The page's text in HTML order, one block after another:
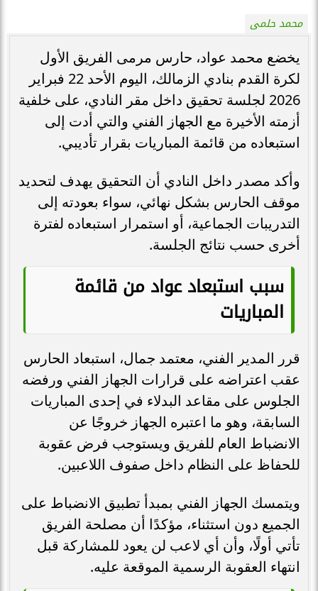
محمد حلمى
يخضع محمد عواد، حارس مرمى الفريق الأول
لكرة القدم بنادي الزمالك، اليوم الأحد 22 فبراير
2026 لجلسة تحقيق داخل مقر النادي، على خلفية
أزمته الأخيرة مع الجهاز الفني والتي أدت إلى
استبعاده من قائمة المباريات بقرار تأديبي.
وأكد مصدر داخل النادي أن التحقيق يهدف لتحديد
موقف الحارس بشكل نهائي، سواء بعودته إلى
التدريبات الجماعية، أو استمرار استبعاده لفترة
أخرى حسب نتائج الجلسة.
سبب استبعاد عواد من قائمة
المباريات
قرر المدير الفني، معتمد جمال، استبعاد الحارس
عقب اعتراضه على قرارات الجهاز الفني ورفضه
الجلوس على مقاعد البدلاء في إحدى المباريات
السابقة، وهو ما اعتبره الجهاز خروجًا عن
الانضباط العام للفريق ويستوجب فرض عقوبة
للحفاظ على النظام داخل صفوف اللاعبين.
ويتمسك الجهاز الفني بمبدأ تطبيق الانضباط على
الجميع دون استثناء، مؤكدًا أن مصلحة الفريق
تأتي أولًا، وأن أي لاعب لن يعود للمشاركة قبل
انتهاء العقوبة الرسمية الموقعة عليه.